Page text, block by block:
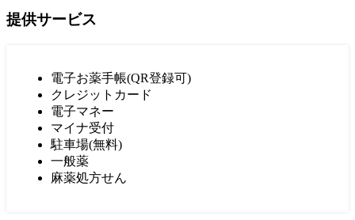
提供サービス
電子お薬手帳(QR登録可)
クレジットカード
電子マネー
マイナ受付
駐車場(無料)
一般薬
麻薬処方せん